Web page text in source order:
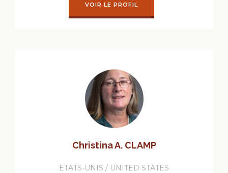
VOIR LE PROFIL
Christina A. CLAMP
ETATS-UNIS / UNITED STATES